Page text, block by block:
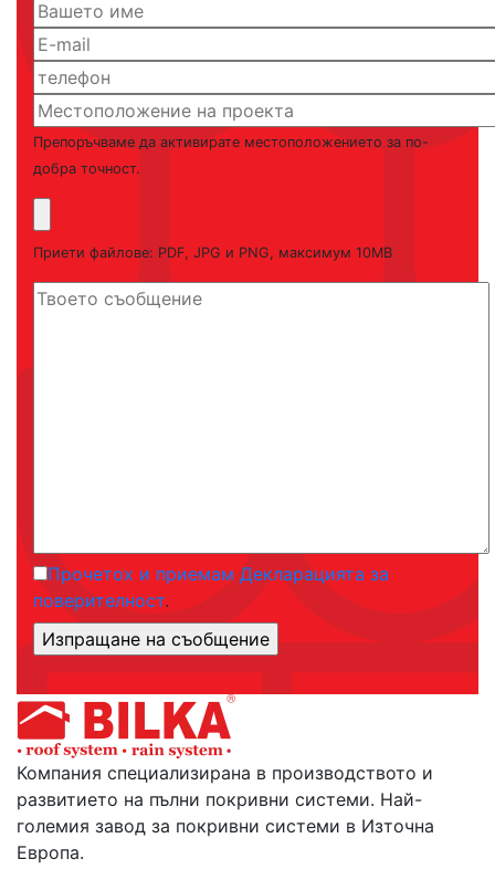
Препоръчваме да активирате местоположението за по-
добра точност.
Приети файлове: PDF, JPG и PNG, максимум 10MB
Прочетох и приемам Декларацията за
поверителност.
Компания специализирана в производството и
развитието на пълни покривни системи. Най-
големия завод за покривни системи в Източна
Европа.